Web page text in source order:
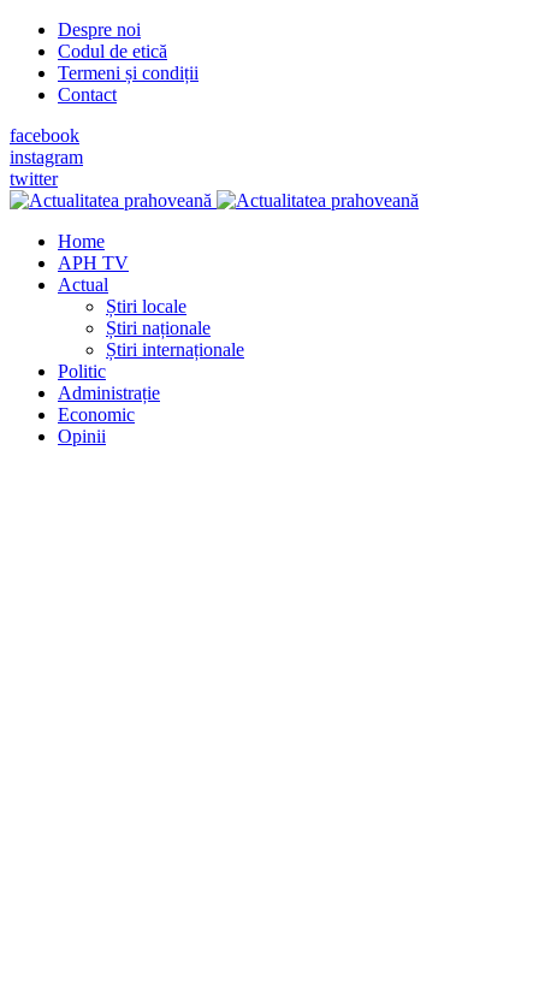
Despre noi
Codul de etică
Termeni și condiții
Contact
facebook
instagram
twitter
Home
APH TV
Actual
Știri locale
Știri naționale
Știri internaționale
Politic
Administrație
Economic
Opinii